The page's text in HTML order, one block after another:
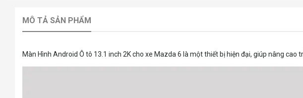
MÔ TẢ SẢN PHẨM
Màn Hình Android Ô tô 13.1 inch 2K cho xe Mazda 6 là một thiết bị hiện đại, giúp nâng